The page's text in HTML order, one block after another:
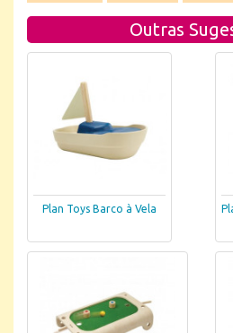
Outras
Plan Toys Barco à Vela